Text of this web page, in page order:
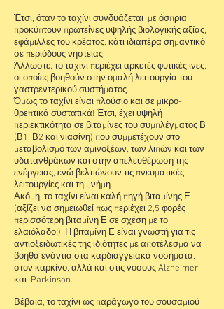
Έτσι, όταν το ταχίνι συνδυάζεται με όσπρια
προκύπτουν πρωτεΐνες υψηλής βιολογικής αξίας,
εφάμιλλες του κρέατος, κάτι ιδιαιτέρα σημαντικό
σε περιόδους νηστείας.
Άλλωστε, το ταχίνι περιέχει αρκετές φυτικές ίνες,
οι οποίες βοηθούν στην ομαλή λειτουργία του
γαστρεντερικού συστήματος.
Όμως το ταχίνι είναι πλούσιο και σε μικρο-
θρεπτικά συστατικά! Έτσι, έχει υψηλή
περιεκτικότητα σε βιταμίνες του συμπλέγματος Β
(Β1, Β2 και νιασίνη) που συμμετέχουν στο
μεταβολισμό των αμινοξέων, των λιπών και των
υδατανθράκων και στην απελευθέρωση της
ενέργειας, ενώ βελτιώνουν τις πνευματικές
λειτουργίες και τη μνήμη.
Ακόμη, το ταχίνι είναι καλή πηγή βιταμίνης Ε
(αξίζει να σημειωθεί πως περιέχει 2,5 φορές
περισσότερη βιταμίνη Ε σε σχέση με το
ελαιόλαδο!). Η βιταμίνη Ε είναι γνωστή για τις
αντιοξειδωτικές της ιδιότητες με αποτέλεσμα να
βοηθά ενάντια στα καρδιαγγειακά νοσήματα,
στον καρκίνο, αλλά και στις νόσους Alzheimer
και Parkinson.
Βέβαια, το ταχίνι ως παράγωγο του σουσαμιού